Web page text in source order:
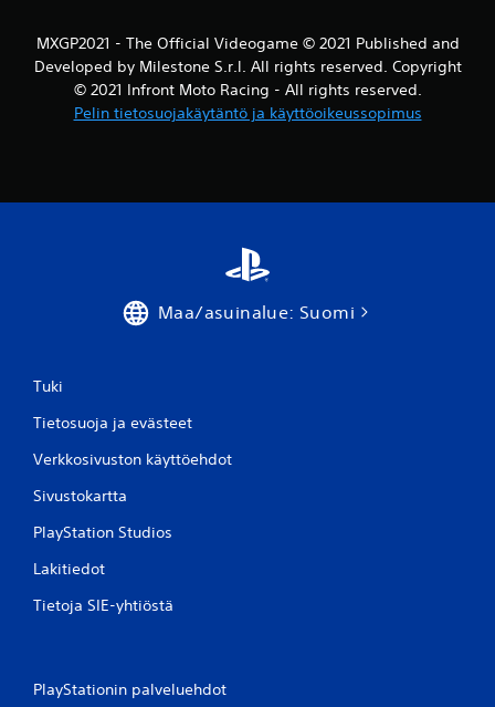
s
t
MXGP2021 - The Official Videogame © 2021 Published and
Developed by Milestone S.r.l. All rights reserved. Copyright
© 2021 Infront Moto Racing - All rights reserved.
Pelin tietosuojakäytäntö ja käyttöoikeussopimus
Maa/asuinalue: Suomi
Tuki
Tietosuoja ja evästeet
Verkkosivuston käyttöehdot
Sivustokartta
PlayStation Studios
Lakitiedot
Tietoja SIE-yhtiöstä
PlayStationin palveluehdot